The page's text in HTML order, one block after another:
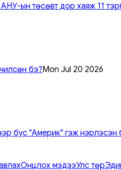
ын төсөвт дор хаяж 11
бэ?Mon Jul 20 2026
бус "Америк" гэж нэрлэсэн
Онцлох мэдээУлс төр